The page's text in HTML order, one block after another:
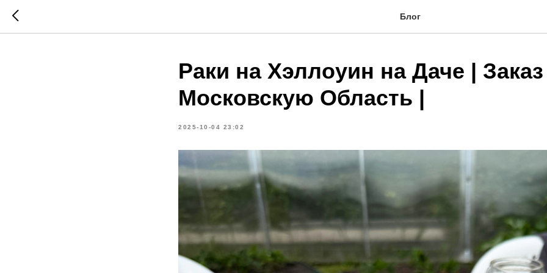
Блог
Раки на Хэллоуин на Даче |
Московскую Область |
2025-10-04 23:02